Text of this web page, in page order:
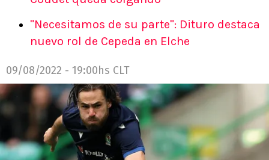
"Necesitamos de su parte": Dituro destaca
nuevo rol de Cepeda en Elche
09/08/2022 - 19:00hs CLT